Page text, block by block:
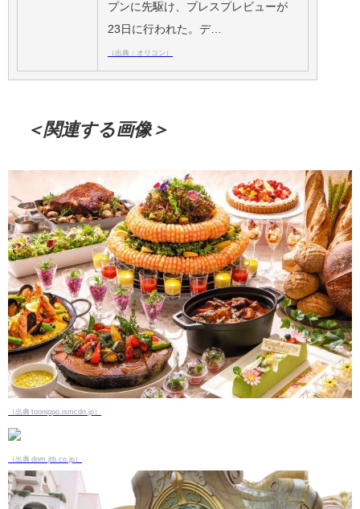
プンに先駆け、プレスプレビューが
23日に行われた。デ…
（出典：オリコン）
＜関連する画像＞
（出典 toonippo.ismcdn.jp）
（出典 dom.jtb.co.jp）